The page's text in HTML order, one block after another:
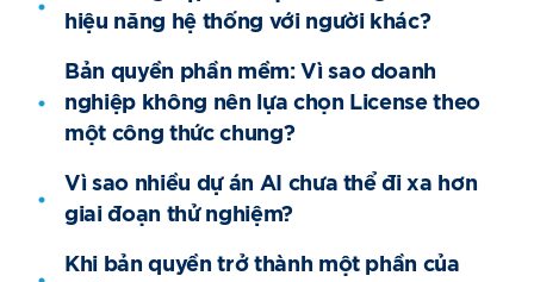
hiệu năng hệ thống với người khác?
Bản quyền phần mềm: Vì sao doanh
nghiệp không nên lựa chọn License theo
một công thức chung?
Vì sao nhiều dự án AI chưa thể đi xa hơn
giai đoạn thử nghiệm?
Khi bản quyền trở thành một phần của